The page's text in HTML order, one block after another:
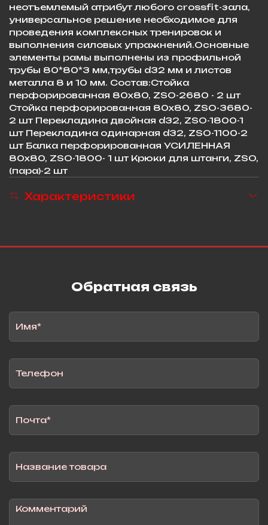
неотъемлемый атрибут любого crossfit-зала,
универсальное решение необходимое для
проведения комплексных тренировок и
выполнения силовых упражнений.Основные
элементы рамы выполнены из профильной
трубы 80*80*3 мм,трубы d32 мм и листов
металла 8 и 10 мм. Состав:Стойка
перфорированная 80х80, ZSO-2680 - 2 шт
Стойка перфорированная 80х80, ZSO-3680-
2 шт Перекладина двойная d32, ZSO-1800-1
шт Перекладина одинарная d32, ZSO-1100-2
шт Балка перфорированная УСИЛЕННАЯ
80х80, ZSO-1800- 1 шт Крюки для штанги, ZSO,
(пара)-2 шт
Характеристики
Обратная связь